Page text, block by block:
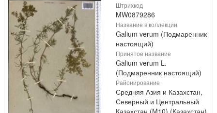
Штрихкод
MW0879286
Название в коллекции
Galium verum (Подмаренник
настоящий)
Принятое название
Galium verum L.
(Подмаренник настоящий)
Районирование
Средняя Азия и Казахстан,
Северный и Центральный
Казахстан (M10) (Казахстан)